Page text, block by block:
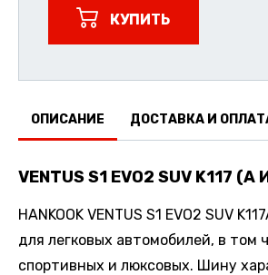
КУПИТЬ
ОПИСАНИЕ ДОСТАВКА И
VENTUS S1 EVO2 SUV K117 (A
HANKOOK VENTUS S1 EVO2 SUV
для легковых автомобилей, в том
спортивных и люксовых. Шину